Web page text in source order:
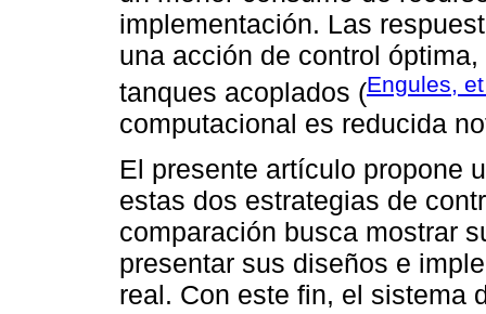
implementación. Las
una acción de control
tanques acoplados (Engules,
computacional es reducida
El presente artículo propone
estas dos estrategias de
comparación busca mostrar
presentar sus diseños e
real. Con este fin, el sistema